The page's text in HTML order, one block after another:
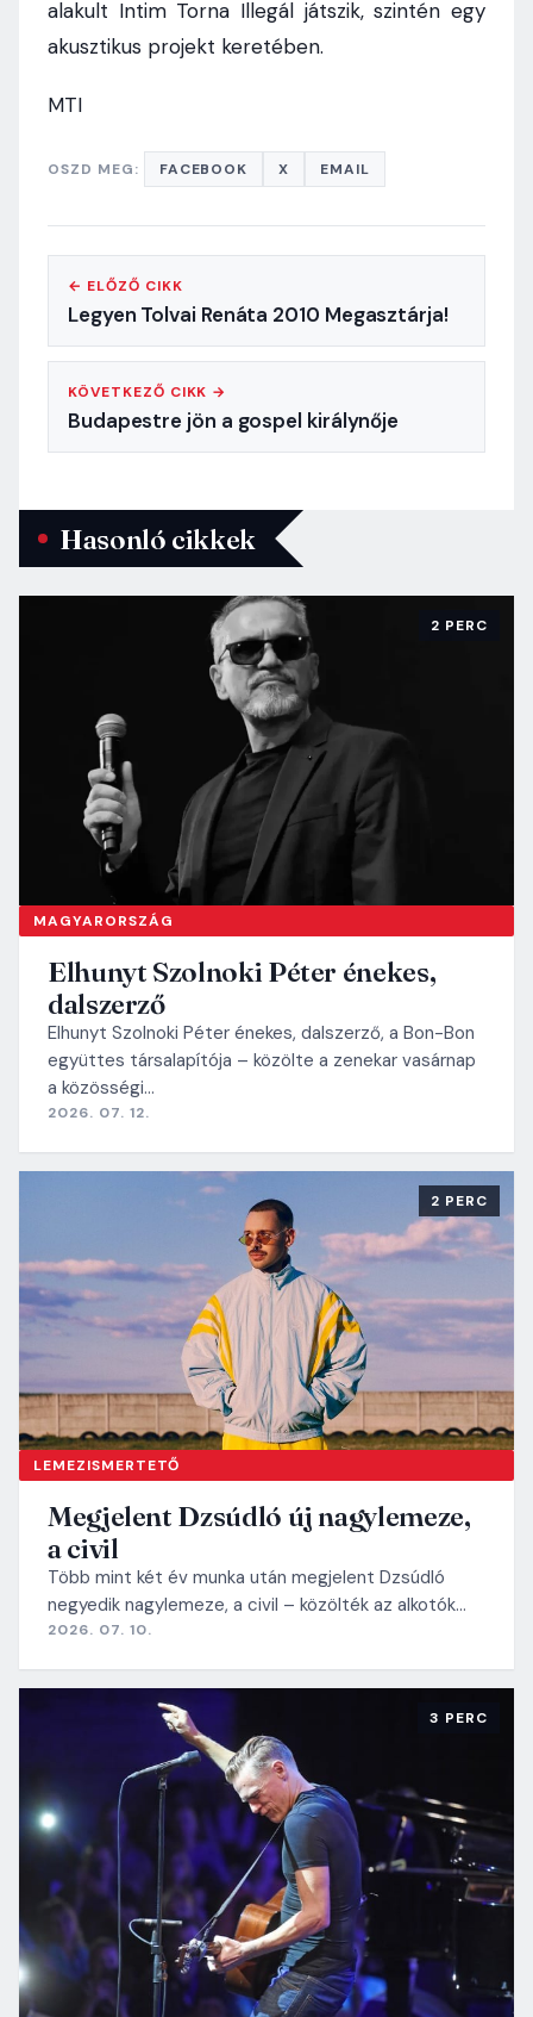
alakult Intim Torna Illegál játszik, szintén egy
akusztikus projekt keretében.
MTI
OSZD MEG: FACEBOOK X EMAIL
← ELŐZŐ CIKK
Legyen Tolvai Renáta 2010 Megasztárja!
KÖVETKEZŐ CIKK →
Budapestre jön a gospel királynője
Hasonló cikkek
MAGYARORSZÁG
2 PERC
Elhunyt Szolnoki Péter énekes,
dalszerző
Elhunyt Szolnoki Péter énekes, dalszerző, a Bon-Bon
együttes társalapítója – közölte a zenekar vasárnap
a közösségi…
2026. 07. 12.
LEMEZISMERTETŐ
2 PERC
Megjelent Dzsúdló új nagylemeze,
a civil
Több mint két év munka után megjelent Dzsúdló
negyedik nagylemeze, a civil – közölték az alkotók…
2026. 07. 10.
3 PERC